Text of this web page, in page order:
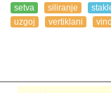
setva
siliranje
uzgoj
vertiklani